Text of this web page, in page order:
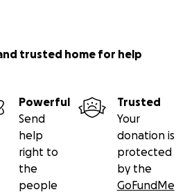
trusted home for help
Powerful
Send
help
right to
the
people
Trusted
Your
donation is
protected
by the
GoFundMe